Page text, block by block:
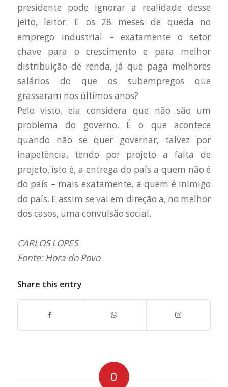
presidente pode ignorar a realidade desse
jeito, leitor. E os 28 meses de queda no
emprego industrial – exatamente o setor
chave para o crescimento e para melhor
distribuição de renda, já que paga melhores
salários do que os subempregos que
grassaram nos últimos anos?
Pelo visto, ela considera que não são um
problema do governo. É o que acontece
quando não se quer governar, talvez por
inapetência, tendo por projeto a falta de
projeto, isto é, a entrega do país a quem não é
do país – mais exatamente, a quem é inimigo
do país. E assim se vai em direção a, no melhor
dos casos, uma convulsão social.
CARLOS LOPES
Fonte: Hora do Povo
Share this entry
0